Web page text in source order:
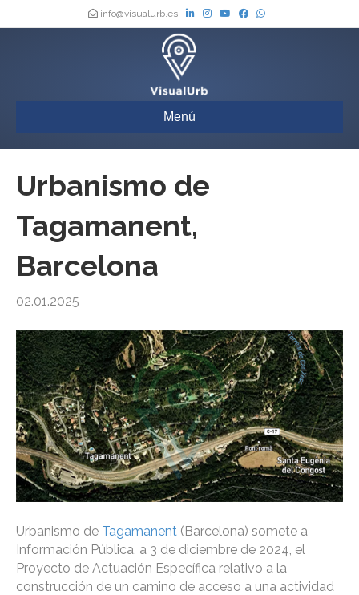
info@visualurb.es
Menú
Urbanismo de
Tagamanent,
Barcelona
02.01.2025
Urbanismo de Tagamanent (Barcelona) somete a
Información Pública, a 3 de diciembre de 2024, el
Proyecto de Actuación Específica relativo a la
construcción de un camino de acceso a una actividad